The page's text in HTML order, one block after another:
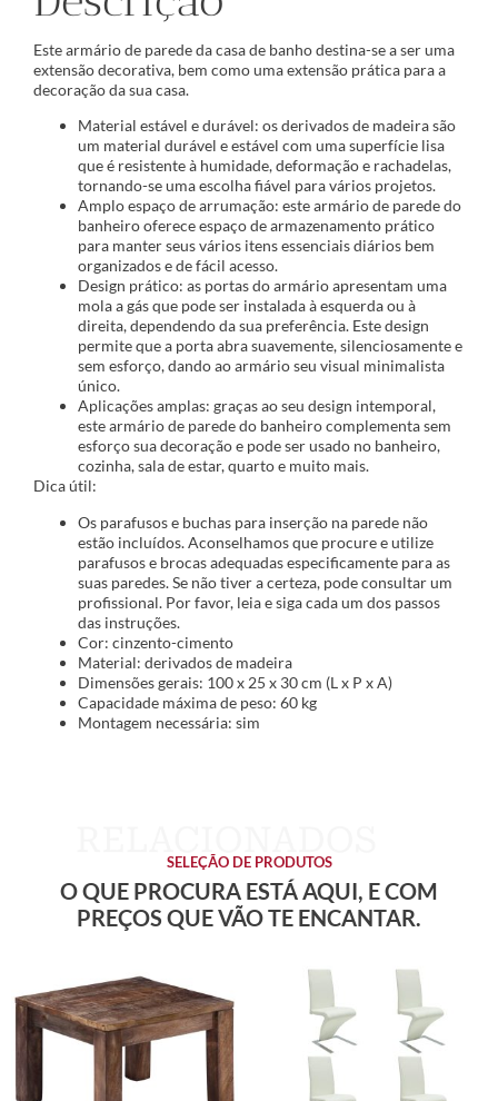
Este armário de parede da casa de banho destina-se a ser uma
extensão decorativa, bem como uma extensão prática para a
decoração da sua casa.
Material estável e durável: os derivados de madeira são
um material durável e estável com uma superfície lisa
que é resistente à humidade, deformação e rachadelas,
tornando-se uma escolha fiável para vários projetos.
Amplo espaço de arrumação: este armário de parede do
banheiro oferece espaço de armazenamento prático
para manter seus vários itens essenciais diários bem
organizados e de fácil acesso.
Design prático: as portas do armário apresentam uma
mola a gás que pode ser instalada à esquerda ou à
direita, dependendo da sua preferência. Este design
permite que a porta abra suavemente, silenciosamente e
sem esforço, dando ao armário seu visual minimalista
único.
Aplicações amplas: graças ao seu design intemporal,
este armário de parede do banheiro complementa sem
esforço sua decoração e pode ser usado no banheiro,
cozinha, sala de estar, quarto e muito mais.
Dica útil:
Os parafusos e buchas para inserção na parede não
estão incluídos. Aconselhamos que procure e utilize
parafusos e brocas adequadas especificamente para as
suas paredes. Se não tiver a certeza, pode consultar um
profissional. Por favor, leia e siga cada um dos passos
das instruções.
Cor: cinzento-cimento
Material: derivados de madeira
Dimensões gerais: 100 x 25 x 30 cm (L x P x A)
Capacidade máxima de peso: 60 kg
Montagem necessária: sim
SELEÇÃO DE PRODUTOS
O QUE PROCURA ESTÁ AQUI, E COM
PREÇOS QUE VÃO TE ENCANTAR.